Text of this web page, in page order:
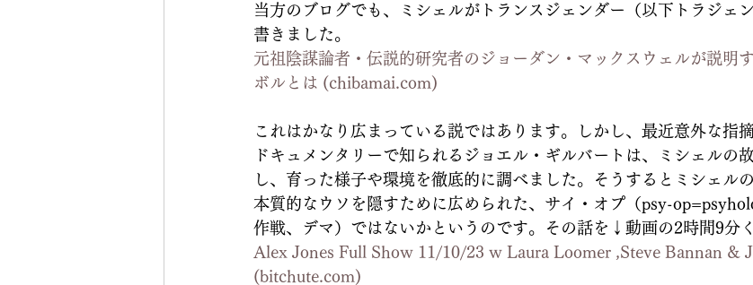
当方のブログでも、ミシェルがトランスジェンダー（以下トラジェ
書きました。
元祖陰謀論者・伝説的研究者のジョーダン・マックスウェルが説明
ボルとは (chibamai.com)
これはかなり広まっている説ではあります。しかし、最近意外な指
ドキュメンタリーで知られるジョエル・ギルバートは、ミシェルの
し、育った様子や環境を徹底的に調べました。そうするとミシェル
本質的なウソを隠すために広められた、サイ・オプ（psy-
作戦、デマ）ではないかというのです。その話を↓動画の2時間9分
Alex Jones Full Show 11/10/23 w Laura Loomer ,Steve Bannan &
(bitchute.com)